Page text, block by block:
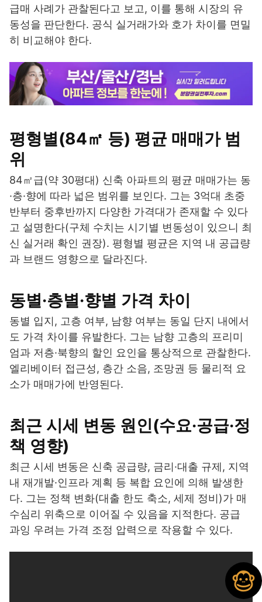
급매 사례가 관찰된다고 보고, 이를 통해 시장의 유
동성을 판단한다. 공식 실거래가와 호가 차이를 면밀
히 비교해야 한다.
평형별(84㎡ 등) 평균 매매가 범
위
84㎡급(약 30평대) 신축 아파트의 평균 매매가는 동
·층·향에 따라 넓은 범위를 보인다. 그는 3억대 초중
반부터 중후반까지 다양한 가격대가 존재할 수 있다
고 설명한다(구체 수치는 시기별 변동성이 있으니 최
신 실거래 확인 권장). 평형별 평균은 지역 내 공급량
과 브랜드 영향으로 달라진다.
동별·층별·향별 가격 차이
동별 입지, 고층 여부, 남향 여부는 동일 단지 내에서
도 가격 차이를 유발한다. 그는 남향 고층의 프리미
엄과 저층·북향의 할인 요인을 통상적으로 관찰한다.
엘리베이터 접근성, 층간 소음, 조망권 등 물리적 요
소가 매매가에 반영된다.
최근 시세 변동 원인(수요·공급·정
책 영향)
최근 시세 변동은 신축 공급량, 금리·대출 규제, 지역
내 재개발·인프라 계획 등 복합 요인에 의해 발생한
다. 그는 정책 변화(대출 한도 축소, 세제 정비)가 매
수심리 위축으로 이어질 수 있음을 지적한다. 공급
과잉 우려는 가격 조정 압력으로 작용할 수 있다.